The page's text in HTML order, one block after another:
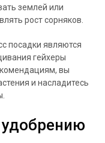
землей или
рост сорняков.
посадки являются
гейхеры
вы
и насладитесь